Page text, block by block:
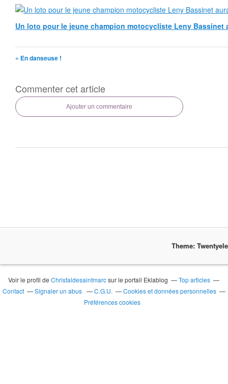
Un loto pour le jeune champion motocycliste Leny Bassinet
« En danseuse !
Commenter cet article
Ajouter un commentaire
Theme:
Voir le profil deChristaldesaintmarcsur le portail Eklablog
Top articles
Contact
Signaler un abus C.G.U.
Cookies et données personnelles
Préférences cookies